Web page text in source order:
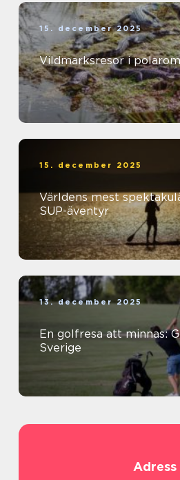
15. december 2025
Vildmarksresor i
15. december 2025
Världens mest
SUP-äventyr
13. december 2025
En golfresa att minnas:
Sverige
Adress